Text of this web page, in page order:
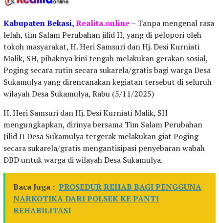
KabupatenBekasi,Realita.online– Tanpa mengenal rasa
lelah, tim Salam Perubahan jilid II, yang di pelopori oleh
tokoh masyarakat, H. Heri Samsuri dan Hj. Desi Kurniati
Malik, SH, pihaknya kini tengah melakukan gerakan sosial,
Poging secara rutin secara sukarela/gratis bagi warga Desa
Sukamulya yang direncanakan kegiatan tersebut di seluruh
wilayah Desa Sukamulya, Rabu (5/11/2025)
H. Heri Samsuri dan Hj. Desi Kurniati Malik, SH
mengungkapkan, dirinya bersama Tim Salam Perubahan
Jilid II Desa Sukamulya tergerak melakukan giat Poging
secara sukarela/gratis mengantisipasi penyebaran wabah
DBD untuk warga di wilayah Desa Sukamulya.
Baca Juga : PROSEDUR REHAB BAGI PENGGUNA
NARKOTIKA DARI POLSEK KE PANTI
REHABILITASI